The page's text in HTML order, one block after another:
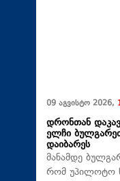
09 აგვისტო 2026,
დრონთან
ელჩი
დაიბარეს
მანამდე
რომ უპილოტო